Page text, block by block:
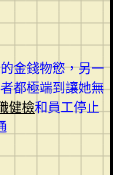
金錢物慾，另一
都極端到讓她無
健檢和員工停止